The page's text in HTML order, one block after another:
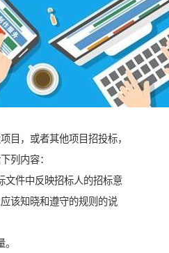
目，或者其他项目招投标，
列内容：
文件中反映招标人的招标意
该知晓和遵守的规则的说